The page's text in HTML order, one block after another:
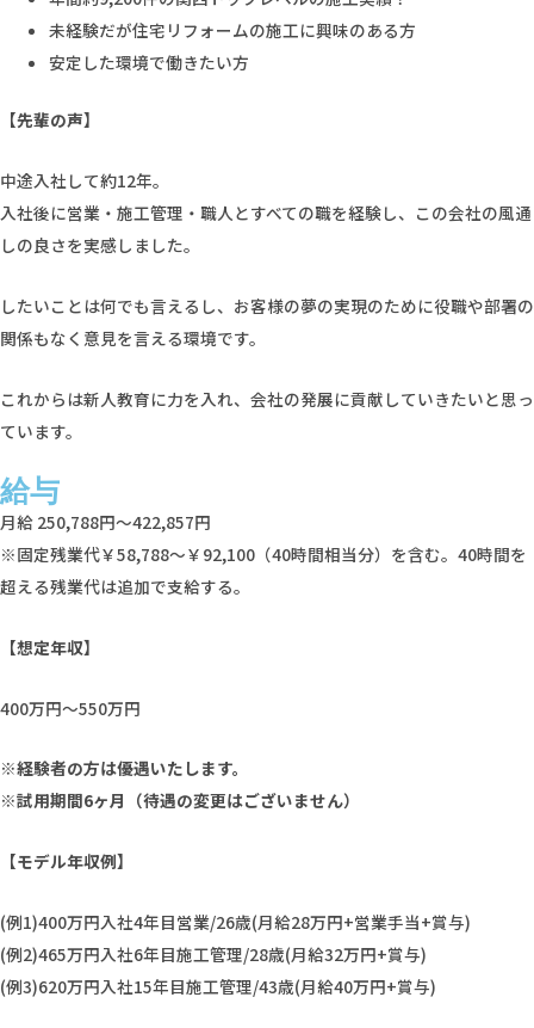
未経験だが住宅リフォームの施工に興味のある方
安定した環境で働きたい方
【先輩の声】
中途入社して約12年。
入社後に営業・施工管理・職人とすべての職を経験し、この会社の風通
しの良さを実感しました。
したいことは何でも言えるし、お客様の夢の実現のために役職や部署の
関係もなく意見を言える環境です。
これからは新人教育に力を入れ、会社の発展に貢献していきたいと思っ
ています。
給与
月給 250,788円～422,857円
※固定残業代￥58,788〜￥92,100（40時間相当分）を含む。40時間を
超える残業代は追加で支給する。
【想定年収】
400万円～550万円
※経験者の方は優遇いたします。
※試⽤期間6ヶ⽉（待遇の変更はございません）
【モデル年収例】
(例1)400万円入社4年目営業/26歳(月給28万円+営業手当+賞与)
(例2)465万円入社6年目施工管理/28歳(月給32万円+賞与)
(例3)620万円入社15年目施工管理/43歳(月給40万円+賞与)